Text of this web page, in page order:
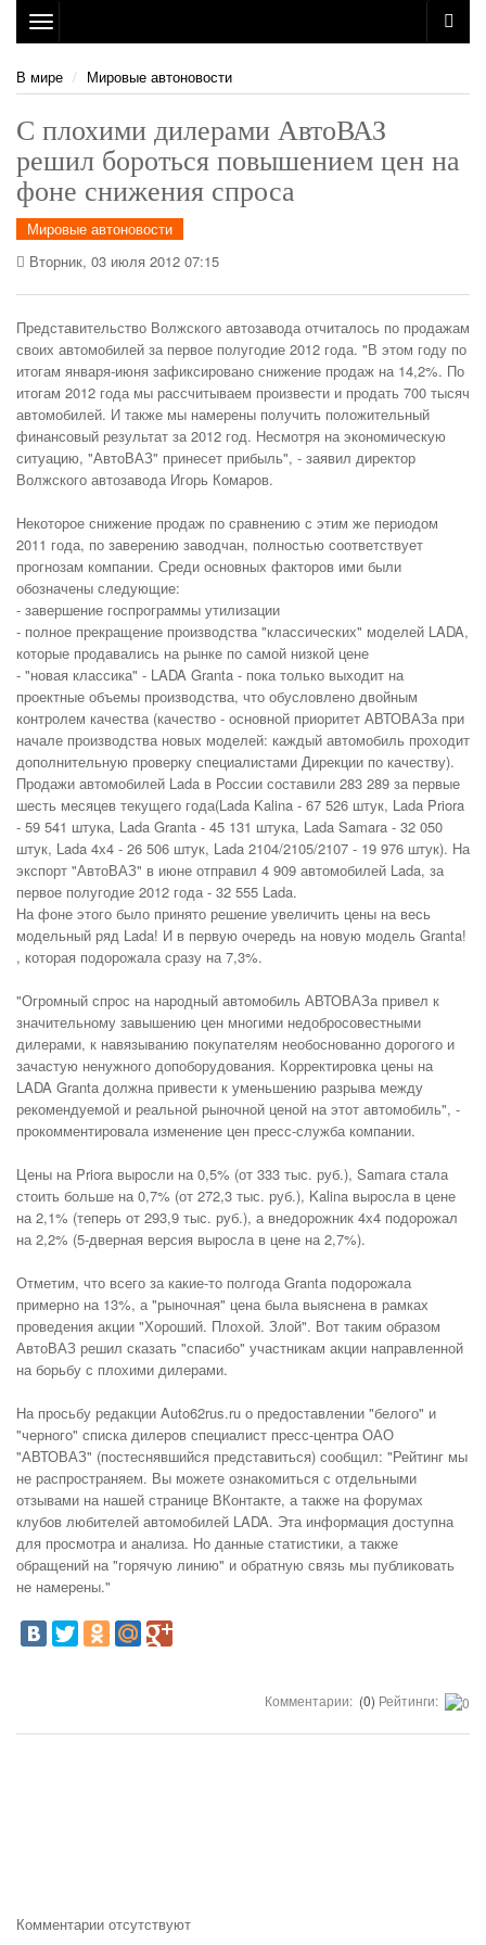
Toggle
navigation
В мире
Мировые автоновости
С плохими дилерами АвтоВАЗ
решил бороться повышением цен на
фоне снижения спроса
Мировые автоновости
Вторник, 03 июля 2012 07:15
Представительство Волжского автозавода отчиталось по продажам
своих автомобилей за первое полугодие 2012 года. "В этом году по
итогам января-июня зафиксировано снижение продаж на 14,2%. По
итогам 2012 года мы рассчитываем произвести и продать 700 тысяч
автомобилей. И также мы намерены получить положительный
финансовый результат за 2012 год. Несмотря на экономическую
ситуацию, "АвтоВАЗ" принесет прибыль", - заявил директор
Волжского автозавода Игорь Комаров.
Некоторое снижение продаж по сравнению с этим же периодом
2011 года, по заверению заводчан, полностью соответствует
прогнозам компании. Среди основных факторов ими были
обозначены следующие:
- завершение госпрограммы утилизации
- полное прекращение производства "классических" моделей LADA,
которые продавались на рынке по самой низкой цене
- "новая классика" - LADA Granta - пока только выходит на
проектные объемы производства, что обусловлено двойным
контролем качества (качество - основной приоритет АВТОВАЗа при
начале производства новых моделей: каждый автомобиль проходит
дополнительную проверку специалистами Дирекции по качеству).
Продажи автомобилей Lada в России составили 283 289 за первые
шесть месяцев текущего года(Lada Kalina - 67 526 штук, Lada Priora
- 59 541 штука, Lada Granta - 45 131 штука, Lada Samara - 32 050
штук, Lada 4х4 - 26 506 штук, Lada 2104/2105/2107 - 19 976 штук). На
экспорт "АвтоВАЗ" в июне отправил 4 909 автомобилей Lada, за
первое полугодие 2012 года - 32 555 Lada.
На фоне этого было принято решение увеличить цены на весь
модельный ряд Lada! И в первую очередь на новую модель Granta!
, которая подорожала сразу на 7,3%.
"Огромный спрос на народный автомобиль АВТОВАЗа привел к
значительному завышению цен многими недобросовестными
дилерами, к навязыванию покупателям необоснованно дорогого и
зачастую ненужного допоборудования. Корректировка цены на
LADA Granta должна привести к уменьшению разрыва между
рекомендуемой и реальной рыночной ценой на этот автомобиль", -
прокомментировала изменение цен пресс-служба компании.
Цены на Priora выросли на 0,5% (от 333 тыс. руб.), Samara стала
стоить больше на 0,7% (от 272,3 тыс. руб.), Kalina выросла в цене
на 2,1% (теперь от 293,9 тыс. руб.), а внедорожник 4х4 подорожал
на 2,2% (5-дверная версия выросла в цене на 2,7%).
Отметим, что всего за какие-то полгода Granta подорожала
примерно на 13%, а "рыночная" цена была выяснена в рамках
проведения акции "Хороший. Плохой. Злой". Вот таким образом
АвтоВАЗ решил сказать "спасибо" участникам акции направленной
на борьбу с плохими дилерами.
На просьбу редакции Auto62rus.ru о предоставлении "белого" и
"черного" списка дилеров специалист пресс-центра ОАО
"АВТОВАЗ" (постеснявшийся представиться) сообщил: "Рейтинг мы
не распространяем. Вы можете ознакомиться с отдельными
отзывами на нашей странице ВКонтакте, а также на форумах
клубов любителей автомобилей LADA. Эта информация доступна
для просмотра и анализа. Но данные статистики, а также
обращений на "горячую линию" и обратную связь мы публиковать
не намерены."
Комментарии: (0) Рейтинги:
Комментарии отсутствуют